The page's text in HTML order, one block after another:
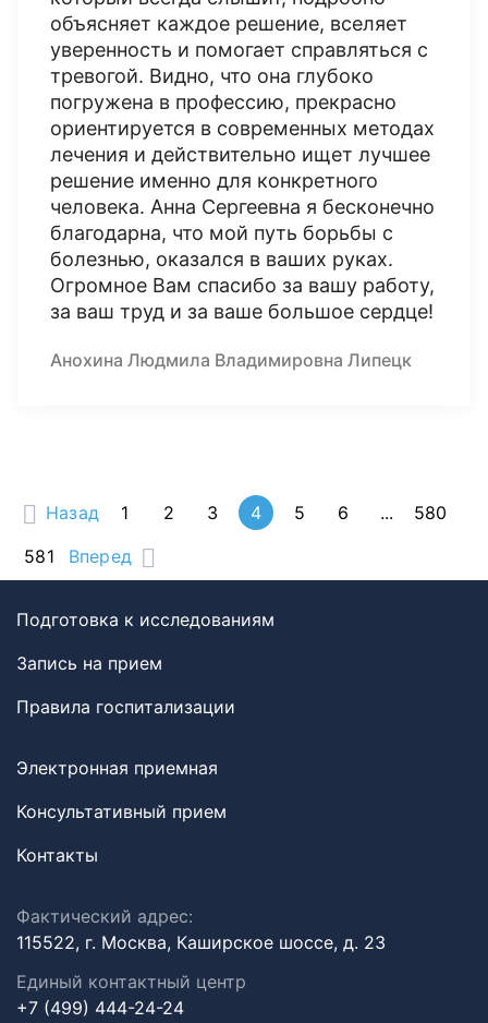
объясняет каждое решение, вселяет
уверенность и помогает справляться с
тревогой. Видно, что она глубоко
погружена в профессию, прекрасно
ориентируется в современных методах
лечения и действительно ищет лучшее
решение именно для конкретного
человека. Анна Сергеевна я бесконечно
благодарна, что мой путь борьбы с
болезнью, оказался в ваших руках.
Огромное Вам спасибо за вашу работу,
за ваш труд и за ваше большое сердце!
Анохина Людмила Владимировна Липецк
Назад 1 2 3 4 5 6 ...
580
581
Вперед
Подготовка к исследованиям
Запись на прием
Правила госпитализации
Электронная приемная
Консультативный прием
Контакты
Фактический адрес:
115522, г. Москва, Каширское шоссе, д. 23
Единый контактный центр
+7 (499) 444-24-24